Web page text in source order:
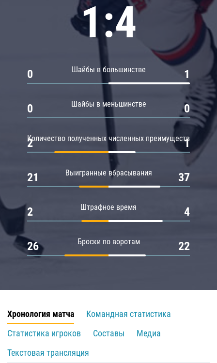
1:4
Шайбы в большинстве
0 1
Шайбы в меньшинстве
0 0
Количество полученных численных преимуществ
2 1
Выигранные вбрасывания
21 37
Штрафное время
2 4
Броски по воротам
26 22
Хронология матча
Командная статистика
Статистика игроков
Составы
Медиа
Текстовая трансляция